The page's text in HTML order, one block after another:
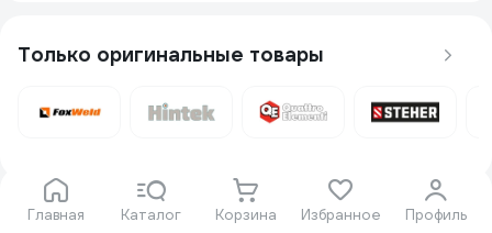
Главная Каталог Корзина Избранное Профиль
Не прямой нагрев. Можно использовать в помещении.
Запаха нет.
Только оригинальные товары